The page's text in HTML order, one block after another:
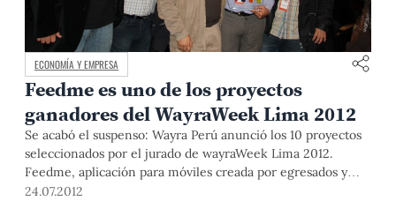
ECONOMÍA Y EMPRESA
Feedme es uno de los proyectos
ganadores del WayraWeek Lima 2012
Se acabó el suspenso: Wayra Perú anunció los 10 proyectos
seleccionados por el jurado de wayraWeek Lima 2012.
Feedme, aplicación para móviles creada por egresados y
estudiantes de Ingeniería de la PUCP, fue una de las
24.07.2012